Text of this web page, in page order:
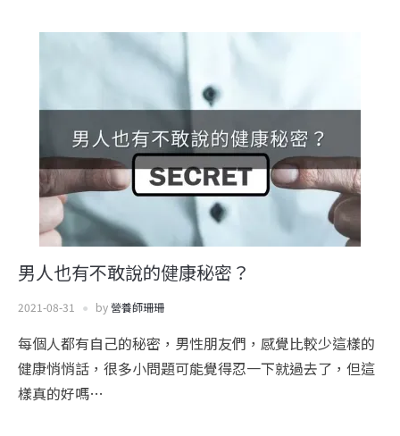
男人也有不敢說的健康秘密？
2021-08-31 by營養師珊珊
每個人都有自己的秘密，男性朋友們，感覺比較少這樣的
健康悄悄話，很多小問題可能覺得忍一下就過去了，但這
樣真的好嗎…